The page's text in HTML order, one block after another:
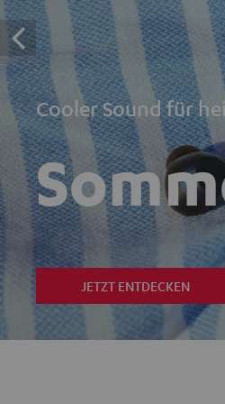
Cooler Sound für
JETZT ENTDECKEN